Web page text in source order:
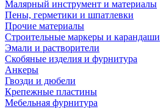
Малярный инструмент и материалы
Пены, герметики и шпатлевки
Прочие материалы
Строительные маркеры и карандаши
Эмали и растворители
Скобяные изделия и фурнитура
Анкеры
Гвозди и дюбели
Крепежные пластины
Мебельная фурнитура